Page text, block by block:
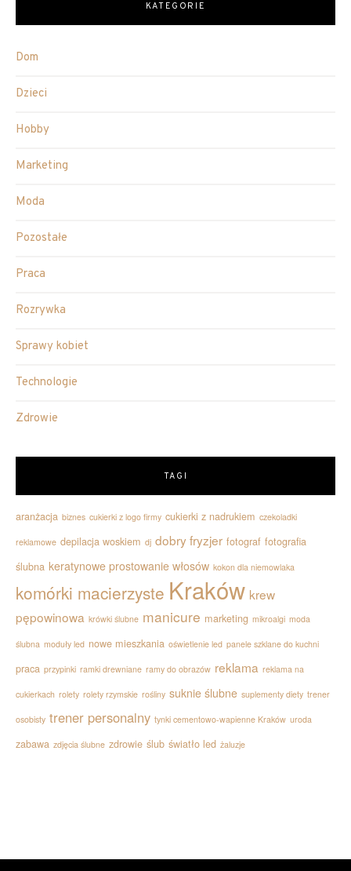
KATEGORIE
Dom
Dzieci
Hobby
Marketing
Moda
Pozostałe
Praca
Rozrywka
Sprawy kobiet
Technologie
Zdrowie
TAGI
aranżacja biznes cukierki z logo firmy cukierki z nadrukiem czekoladki
reklamowe depilacja woskiem dj dobry fryzjer fotograf fotografia
ślubna keratynowe prostowanie włosów kokon dla niemowlaka
komórki macierzyste Kraków krew
pępowinowa krówki ślubne manicure marketing mikroalgi moda
ślubna moduły led nowe mieszkania oświetlenie led panele szklane do kuchni
praca przypinki ramki drewniane ramy do obrazów reklama reklama na
cukierkach rolety rolety rzymskie rośliny suknie ślubne suplementy diety trener
osobisty trener personalny tynki cementowo-wapienne Kraków uroda
zabawa zdjęcia ślubne zdrowie ślub światło led żaluzje